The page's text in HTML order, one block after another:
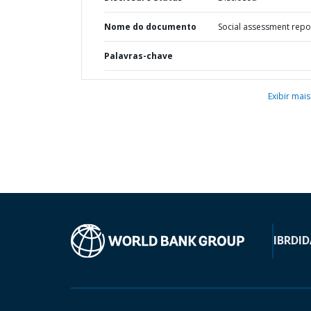
Nome do documento Social assessment
Palavras-chave
Exibir mais
IBRD